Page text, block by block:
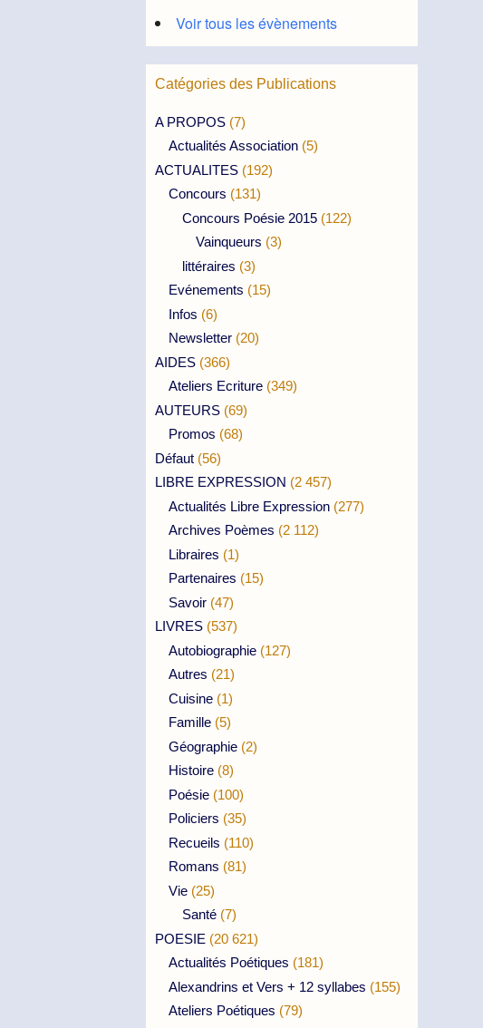
Voir tous les évènements
Catégories des Publications
A PROPOS (7)
Actualités Association (5)
ACTUALITES (192)
Concours (131)
Concours Poésie 2015 (122)
Vainqueurs (3)
littéraires (3)
Evénements (15)
Infos (6)
Newsletter (20)
AIDES (366)
Ateliers Ecriture (349)
AUTEURS (69)
Promos (68)
Défaut (56)
LIBRE EXPRESSION (2 457)
Actualités Libre Expression (277)
Archives Poèmes (2 112)
Libraires (1)
Partenaires (15)
Savoir (47)
LIVRES (537)
Autobiographie (127)
Autres (21)
Cuisine (1)
Famille (5)
Géographie (2)
Histoire (8)
Poésie (100)
Policiers (35)
Recueils (110)
Romans (81)
Vie (25)
Santé (7)
POESIE (20 621)
Actualités Poétiques (181)
Alexandrins et Vers + 12 syllabes (155)
Ateliers Poétiques (79)